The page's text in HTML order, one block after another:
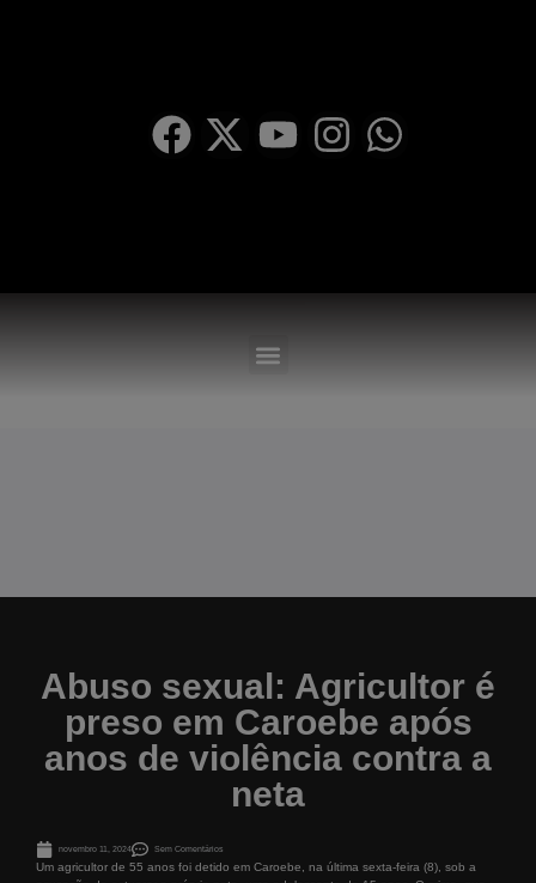
Abuso sexual: Agricultor é
preso em Caroebe após
anos de violência contra a
neta
novembro 11, 2024 Sem Comentários
Um agricultor de 55 anos foi detido em Caroebe, na última sexta-feira (8), sob a